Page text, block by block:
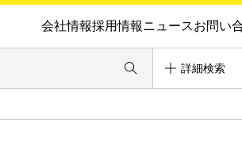
会社情報採用情報ニュースお問い
詳細検索